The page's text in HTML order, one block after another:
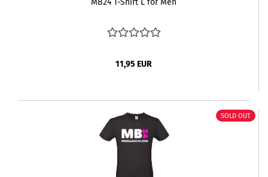
MB24 T-Shirt L for Men
11,95 EUR
SOLD OUT